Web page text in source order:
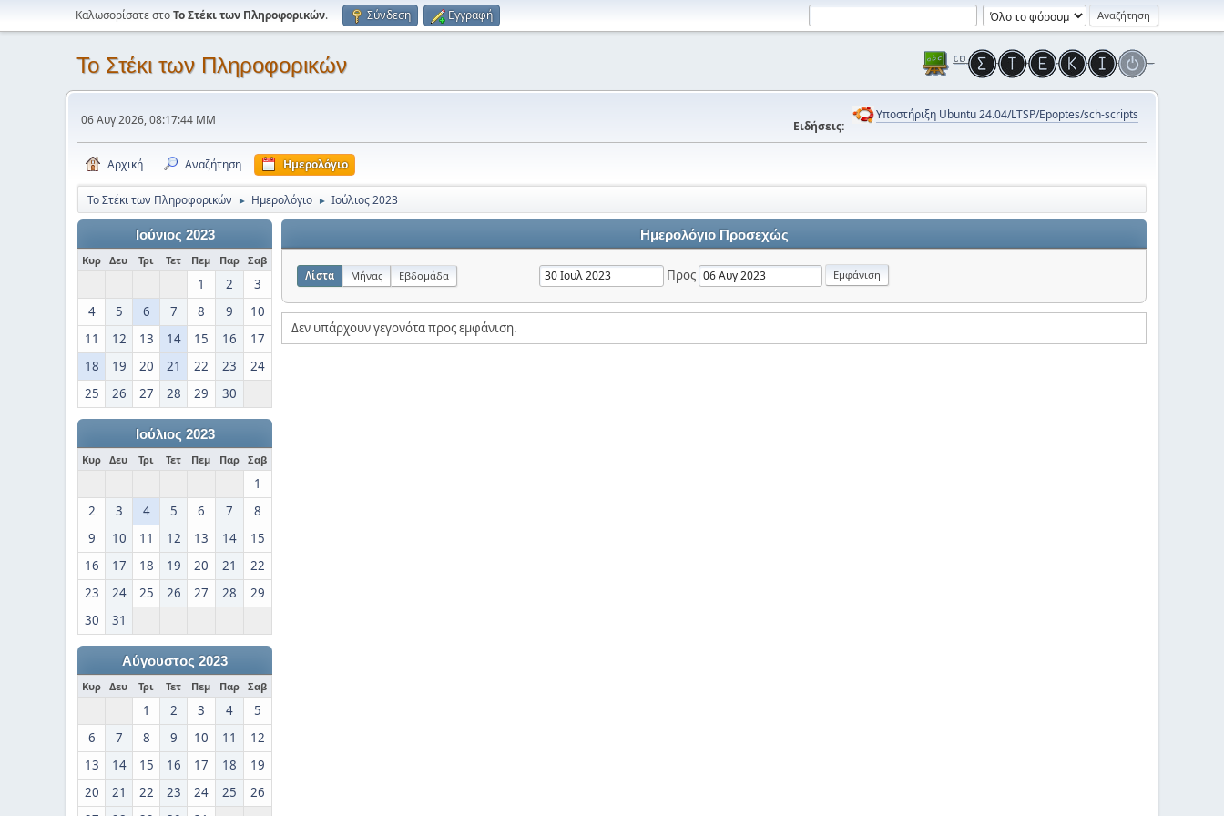
Καλωσορίσατε στοΤο Στέκι των Πληροφορικών. Σύνδεση Εγγραφή
Το Στέκι των Πληροφορικών
06 Αυγ 2026, 08:17:44 ΜΜ Ειδήσεις:
Υποστήριξη Ubuntu 24.04/LTSP/Epoptes/sch-scripts
Αρχική Αναζήτηση Ημερολόγιο
Το Στέκι των Πληροφορικών ► Ημερολόγιο ► Ιούλιος 2023
Ιούνιος 2023
Κυρ Δευ Τρι Τετ Πεμ Παρ Σαβ
1 2
3
4
5 6 7 8 9
10
11
12 13 14 15 16
17
18
19 20 21 22 23
24
25
26 27 28 29 30
Ιούλιος 2023
Κυρ Δευ Τρι Τετ Πεμ Παρ Σαβ
1
2
3 4 5 6 7
8
9
10 11 12 13 14
15
16
17 18 19 20 21
22
23
24 25 26 27 28
29
30
31
Αύγουστος 2023
Κυρ Δευ Τρι Τετ Πεμ Παρ Σαβ
1 2 3 4
5
6
7 8 9 10 11
12
13
14 15 16 17 18
19
20
21 22 23 24 25
26
Ημερολόγιο Προσεχώς
Λίστα Μήνας Εβδομάδα Προς
Δεν υπάρχουν γεγονότα προς εμφάνιση.